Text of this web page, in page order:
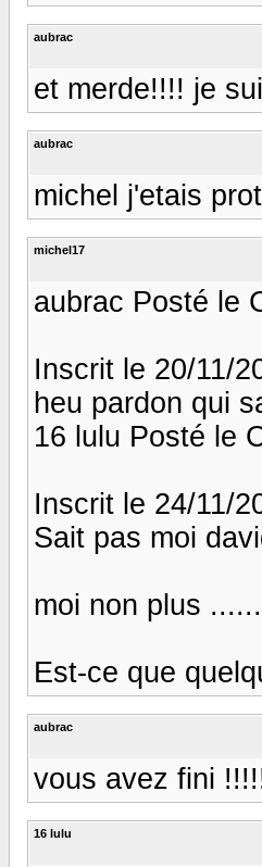
aubrac
et merde!!!! je
aubrac
michel j'etais
michel17
aubrac Posté le
Inscrit le 20/11/
heu pardon qui
16 lulu Posté le
Inscrit le 24/11/
Sait pas moi
moi non plus
Est-ce que
aubrac
vous avez fini
16 lulu